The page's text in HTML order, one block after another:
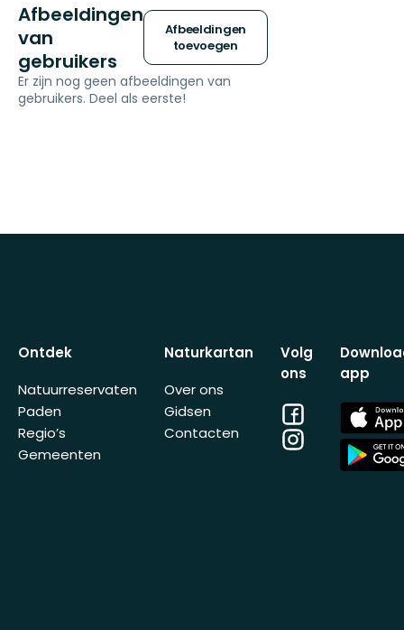
Afbeeldingen
van
gebruikers
Afbeeldingen
toevoegen
Er zijn nog geen afbeeldingen van
gebruikers. Deel als eerste!
Ontdek
Natuurreservaten
Paden
Regio’s
Gemeenten
Naturkartan
Over ons
Gidsen
Contacten
Volg
ons
Facebook
Instagram
app
App
Store
App
Store